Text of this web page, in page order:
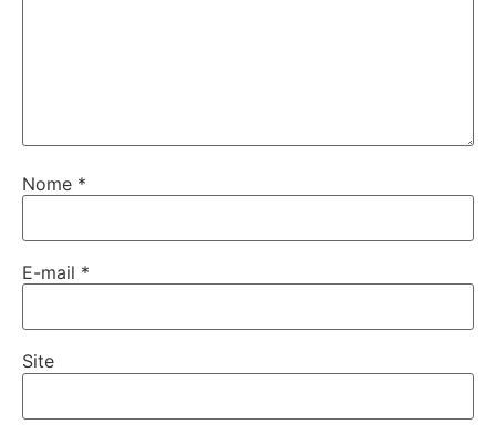
Nome *
E-mail *
Site